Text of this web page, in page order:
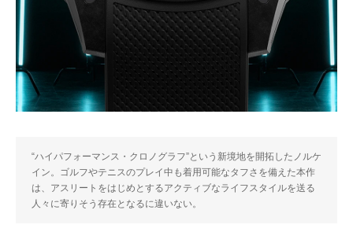
“ハイパフォーマンス・クロノグラフ”という新境地を開拓したノルケ
イン。ゴルフやテニスのプレイ中も着用可能なタフさを備えた本作
は、アスリートをはじめとするアクティブなライフスタイルを送る
人々に寄りそう存在となるに違いない。